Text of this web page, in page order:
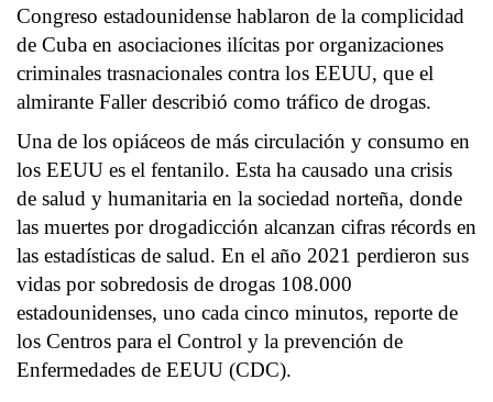
Congreso estadounidense hablaron de la complicidad
de Cuba en asociaciones ilícitas por organizaciones
criminales trasnacionales contra los EEUU, que el
almirante Faller describió como tráfico de drogas.
Una de los opiáceos de más circulación y consumo en
los EEUU es el fentanilo. Esta ha causado una crisis
de salud y humanitaria en la sociedad norteña, donde
las muertes por drogadicción alcanzan cifras récords en
las estadísticas de salud. En el año 2021 perdieron sus
vidas por sobredosis de drogas 108.000
estadounidenses, uno cada cinco minutos, reporte de
los Centros para el Control y la prevención de
Enfermedades de EEUU (CDC).